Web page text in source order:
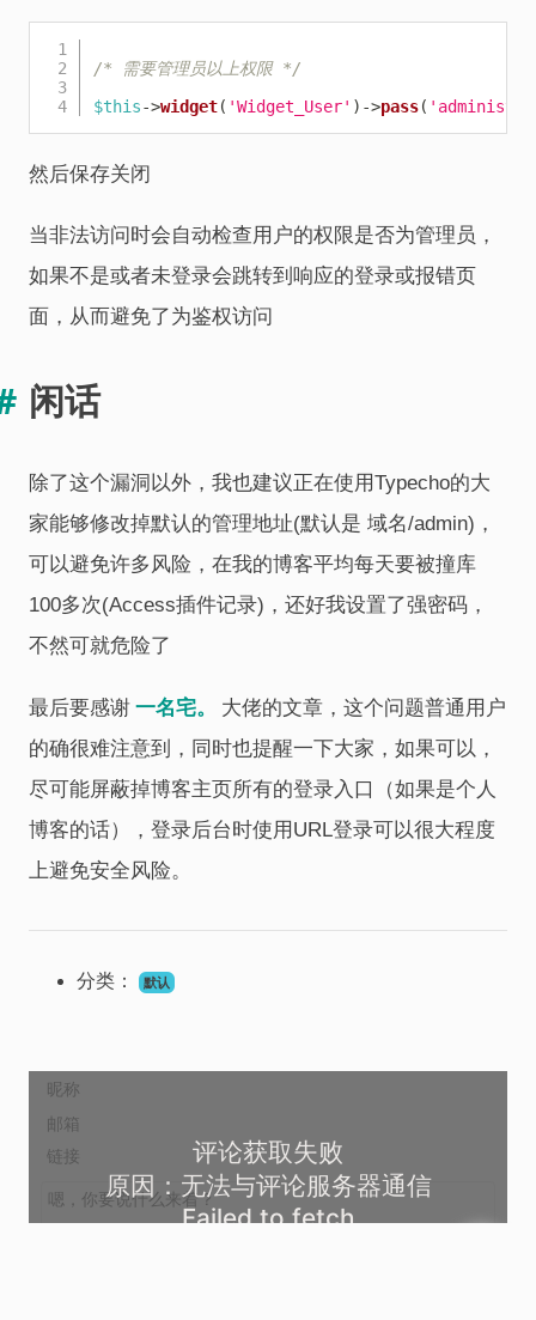
/* 需要管理员以上权限 */
$this->widget( 'Widget_User' ) ->pass(
然后保存关闭
当非法访问时会自动检查用户的权限是否为管理员，
如果不是或者未登录会跳转到响应的登录或报错页
面，从而避免了为鉴权访问
闲话
除了这个漏洞以外，我也建议正在使用Typecho的大
家能够修改掉默认的管理地址(默认是 域名/admin)，
可以避免许多风险，在我的博客平均每天要被撞库
100多次(Access插件记录)，还好我设置了强密码，
不然可就危险了
最后要感谢 一名宅。
大佬的文章，这个问题普通用户
的确很难注意到，同时也提醒一下大家，如果可以，
尽可能屏蔽掉博客主页所有的登录入口（如果是个人
博客的话），登录后台时使用URL登录可以很大程度
上避免安全风险。
分类： 默认
评论获取失败
原因：无法与评论服务器通信
Failed to fetch